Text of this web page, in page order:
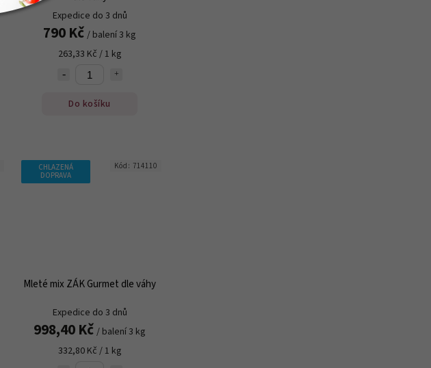
Expedice do 3 dnů
790 Kč / balení 3 kg
263,33 Kč / 1 kg
Do košíku
CHLAZENÁ
DOPRAVA
Mleté mix ZÁK Gurmet dle váhy
Expedice do 3 dnů
998,40 Kč / balení 3 kg
332,80 Kč / 1 kg
Kód: 714110